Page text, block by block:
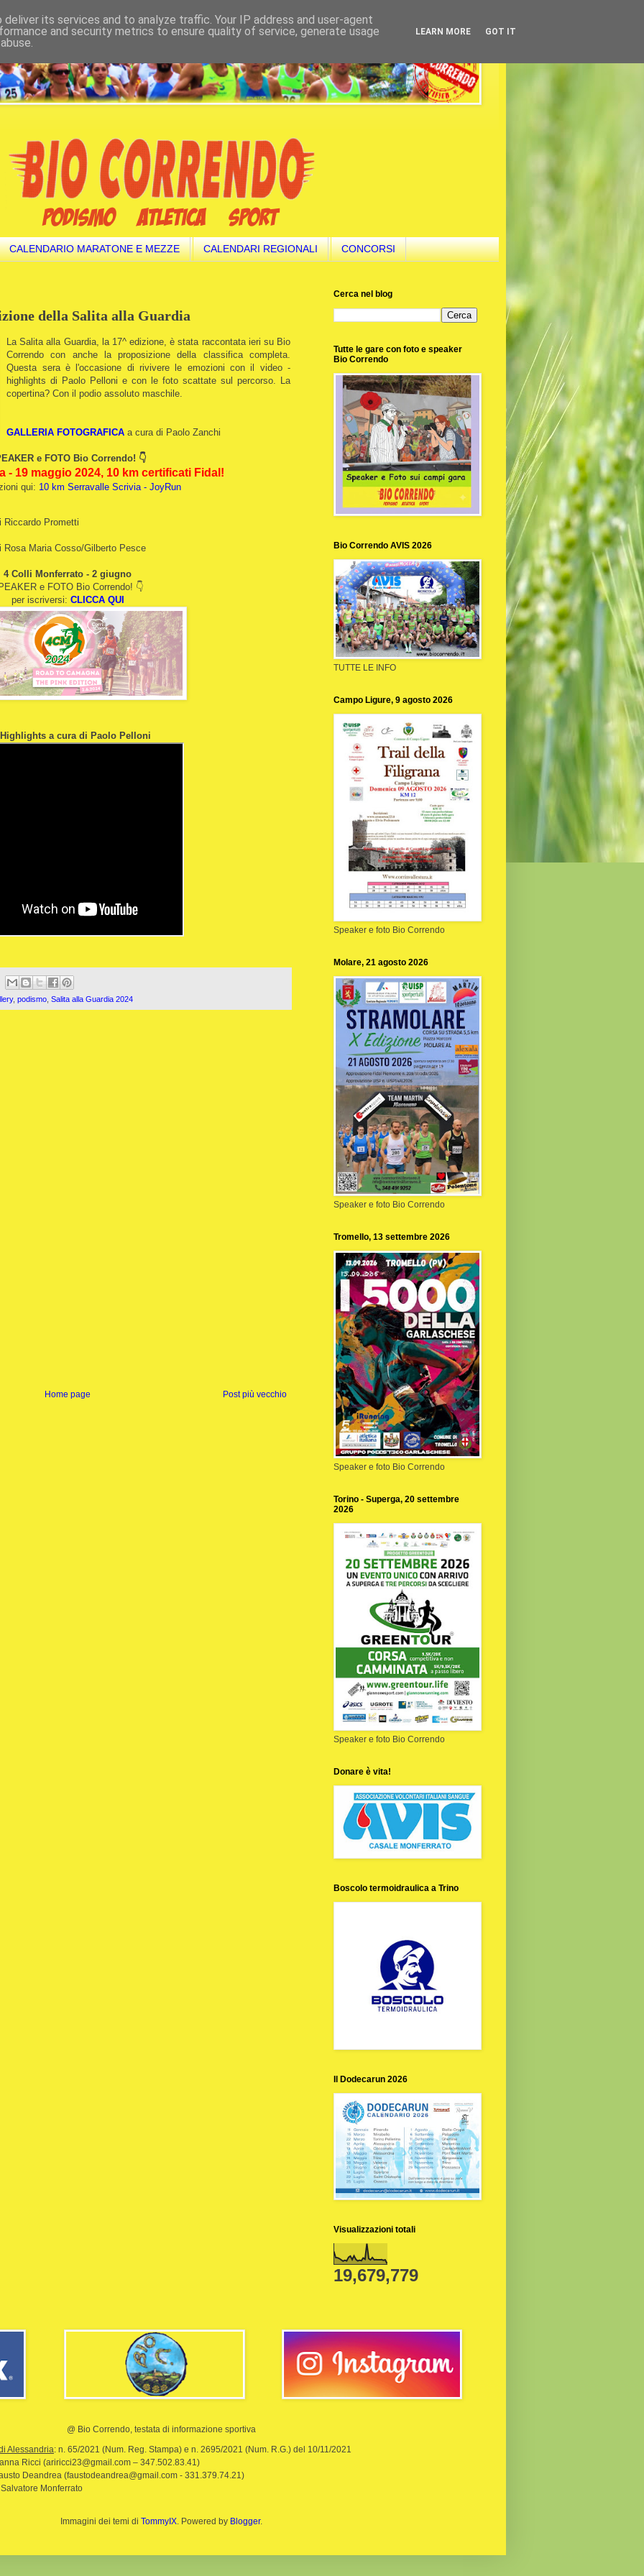
CALENDARIO MARATONE E MEZZE CALENDARI REGIONALI CONCORSI
della Salita alla Guardia
La Salita alla Guardia, la 17^ edizione, è stata raccontata ieri su Bio
Correndo con anche la proposizione della classifica completa.
Questa sera è l'occasione di rivivere le emozioni con il video -
highlights di Paolo Pelloni e con le foto scattate sul percorso. La
copertina? Con il podio assoluto maschile.
GALLERIA FOTOGRAFICA a cura di Paolo Zanchi
e FOTO Bio Correndo! 👇
- 19 maggio 2024, 10 km certificati Fidal!
qui: 10 km Serravalle Scrivia - JoyRun
Prometti
Maria Cosso/Gilberto Pesce
4 Colli Monferrato - 2 giugno
e FOTO Bio Correndo! 👇
per iscriversi: CLICCA QUI
a cura di Paolo Pelloni
, podismo Salita alla Guardia 2024
Post più vecchio
Home page
Cerca nel blog
Tutte le gare con foto e speaker
Bio Correndo
Bio Correndo AVIS 2026
TUTTE LE INFO
Campo Ligure, 9 agosto 2026
Speaker e foto Bio Correndo
Molare, 21 agosto 2026
Speaker e foto Bio Correndo
Tromello, 13 settembre 2026
Speaker e foto Bio Correndo
Torino - Superga, 20 settembre
2026
Speaker e foto Bio Correndo
Donare è vita!
Boscolo termoidraulica a Trino
Il Dodecarun 2026
Visualizzazioni totali
19,679,779
@ Bio Correndo, testata di informazione sportiva
Alessandria: n. 65/2021 (Num. Reg. Stampa) e n. 2695/2021 (Num. R.G.) del 10/11/2021
Ricci (ariricci23@gmail.com – 347.502.83.41)
Deandrea (faustodeandrea@gmail.com - 331.379.74.21)
Monferrato
Immagini dei temi di TommyIX. Powered by Blogger.
its services and to analyze traffic. Your IP address and user-agent
and security metrics to ensure quality of service, generate usage
LEARN MORE GOT IT